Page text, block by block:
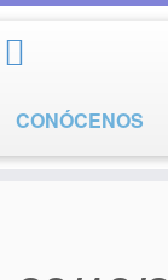
CONÓCENOS